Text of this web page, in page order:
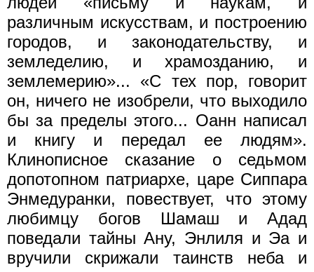
различным искусствам, и построению
городов, и законодательству, и
земледелию, и храмозданию, и
землемерию»... «С тех пор, говорит
он, ничего не изобрели, что выходило
бы за пределы этого... Оанн написал
и книгу и передал ее людям».
Клинописное сказание о седьмом
допотопном патриархе, царе Сиппара
Энмедуранки, повествует, что этому
любимцу богов Шамаш и Адад
поведали тайны Ану, Энлиля и Эа и
вручили скрижали таинств неба и